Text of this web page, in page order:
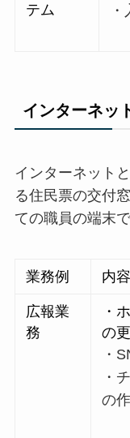
テム
インターネッ
インターネット
る住民票の交付
ての職員の端末
業務例 内
広報業
務
・
の
・
・
の